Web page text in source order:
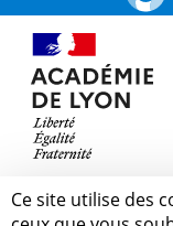
Ce site utilise des